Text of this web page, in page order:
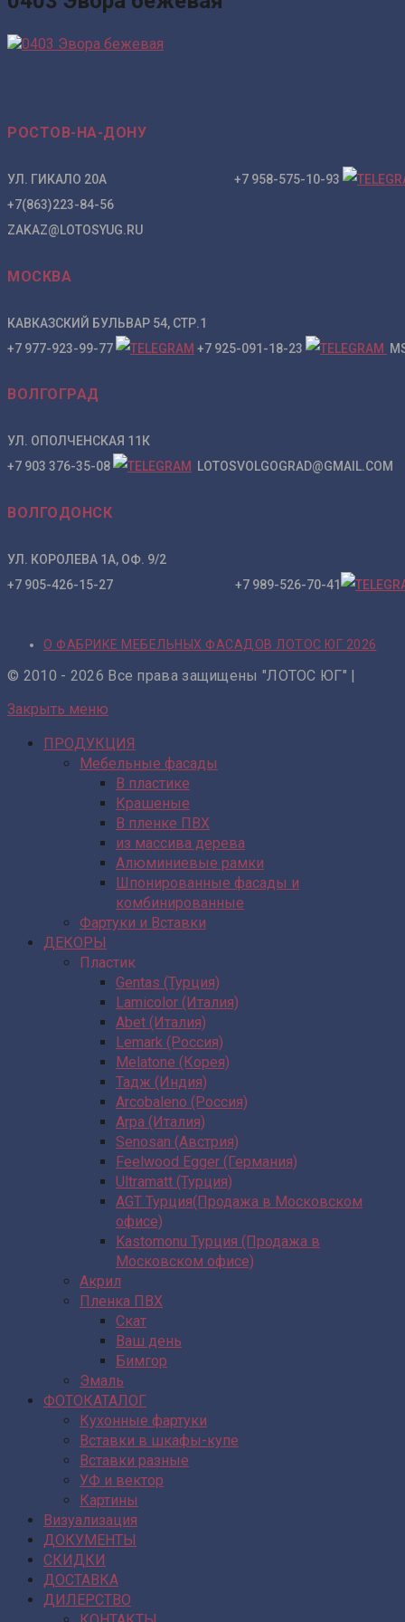
РОСТОВ-НА-ДОНУ
УЛ. ГИКАЛО 20А +7 958-575-10-93
+7(863)223-84-56
ZAKAZ@LOTOSYUG.RU
МОСКВА
КАВКАЗСКИЙ БУЛЬВАР 54, СТР.1
+7 977-923-99-77
+7 925-091-18-23
ВОЛГОГРАД
УЛ. ОПОЛЧЕНСКАЯ 11К
+7 903 376-35-08
LOTOSVOLGOGRAD@GMAIL.COM
ВОЛГОДОНСК
УЛ. КОРОЛЕВА 1А, ОФ. 9/2
+7 905-426-15-27 +7 989-526-70-41
О ФАБРИКЕ МЕБЕЛЬНЫХ ФАСАДОВ ЛОТОС ЮГ 2026
© 2010 - 2026 Все права защищены "ЛОТОС ЮГ" |
Закрыть меню
ПРОДУКЦИЯ
Мебельные фасады
В пластике
Крашеные
В пленке ПВХ
из массива дерева
Алюминиевые рамки
Шпонированные фасады и
комбинированные
Фартуки и Вставки
ДЕКОРЫ
Пластик
Gentas (Турция)
Lamicolor (Италия)
Abet (Италия)
Lemark (Россия)
Melatone (Корея)
Тадж (Индия)
Arcobaleno (Россия)
Arpa (Италия)
Senosan (Австрия)
Feelwood Egger (Германия)
Ultramatt (Турция)
AGT Турция(Продажа в Московском
офисе)
Kastomonu Турция (Продажа в
Московском офисе)
Акрил
Пленка ПВХ
Скат
Ваш день
Бимгор
Эмаль
ФОТОКАТАЛОГ
Кухонные фартуки
Вставки в шкафы-купе
Вставки разные
УФ и вектор
Картины
Визуализация
ДОКУМЕНТЫ
СКИДКИ
ДОСТАВКА
ДИЛЕРСТВО